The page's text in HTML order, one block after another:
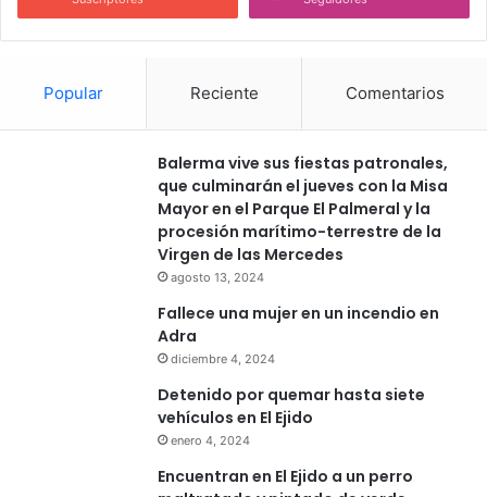
Popular Reciente Comentarios
Balerma vive sus fiestas patronales,
que culminarán el jueves con la Misa
Mayor en el Parque El Palmeral y la
procesión marítimo-terrestre de la
Virgen de las Mercedes
agosto 13, 2024
Fallece una mujer en un incendio en
Adra
diciembre 4, 2024
Detenido por quemar hasta siete
vehículos en El Ejido
enero 4, 2024
Encuentran en El Ejido a un perro